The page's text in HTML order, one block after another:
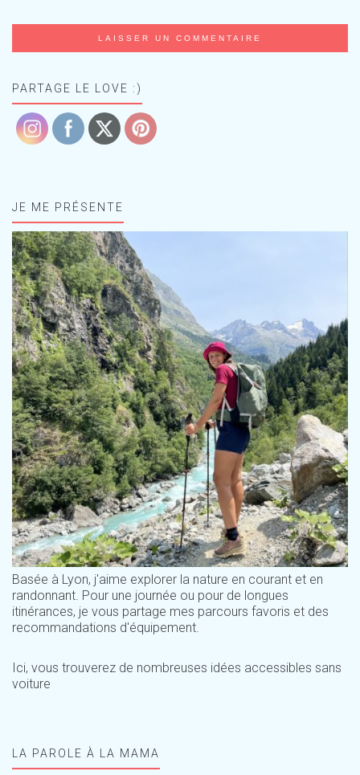
PARTAGE LE LOVE :)
JE ME PRÉSENTE
Basée à Lyon, j'aime explorer la nature en courant et en
randonnant. Pour une journée ou pour de longues
itinérances, je vous partage mes parcours favoris et des
recommandations d'équipement.
Ici, vous trouverez de nombreuses idées accessibles sans
voiture
LA PAROLE À LA MAMA